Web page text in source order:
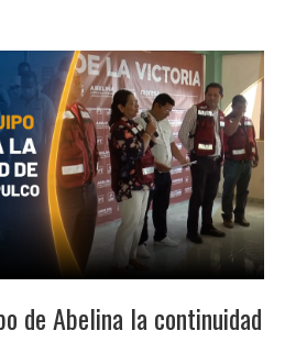
de Abelina la continuidad